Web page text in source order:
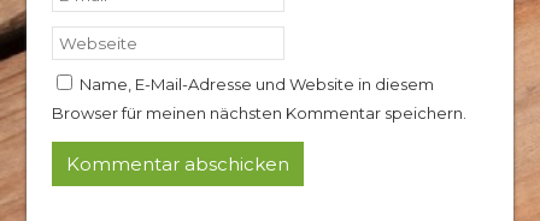
Name, E-Mail-Adresse und Website in diesem
Browser für meinen nächsten Kommentar speichern.